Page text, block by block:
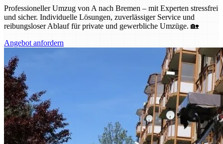
Professioneller Umzug von A nach Bremen – mit Experten stressfrei
und sicher. Individuelle Lösungen, zuverlässiger Service und
reibungsloser Ablauf für private und gewerbliche Umzüge. 🏡
Angebot anfordern